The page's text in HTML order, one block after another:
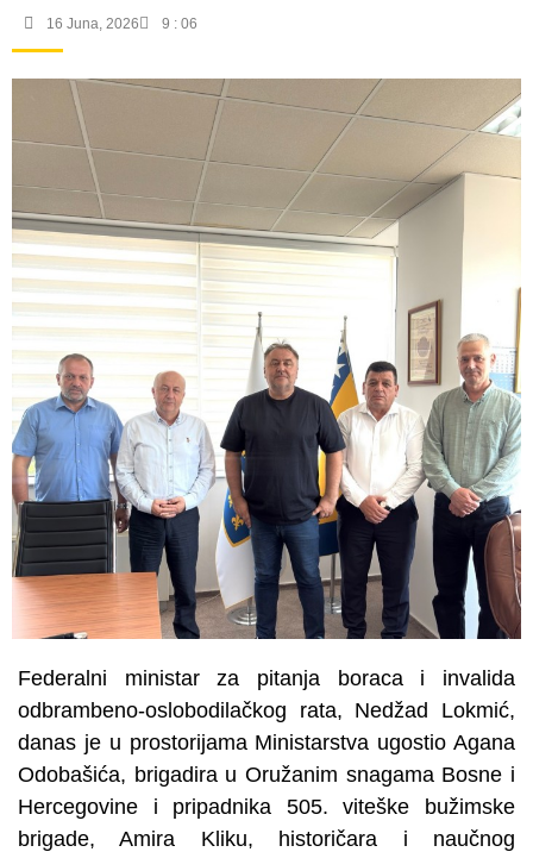
16 Juna, 2026 9 : 06
Federalni ministar za pitanja boraca i invalida
odbrambeno-oslobodilačkog rata, Nedžad Lokmić,
danas je u prostorijama Ministarstva ugostio Agana
Odobašića, brigadira u Oružanim snagama Bosne i
Hercegovine i pripadnika 505. viteške bužimske
brigade, Amira Kliku, historičara i naučnog